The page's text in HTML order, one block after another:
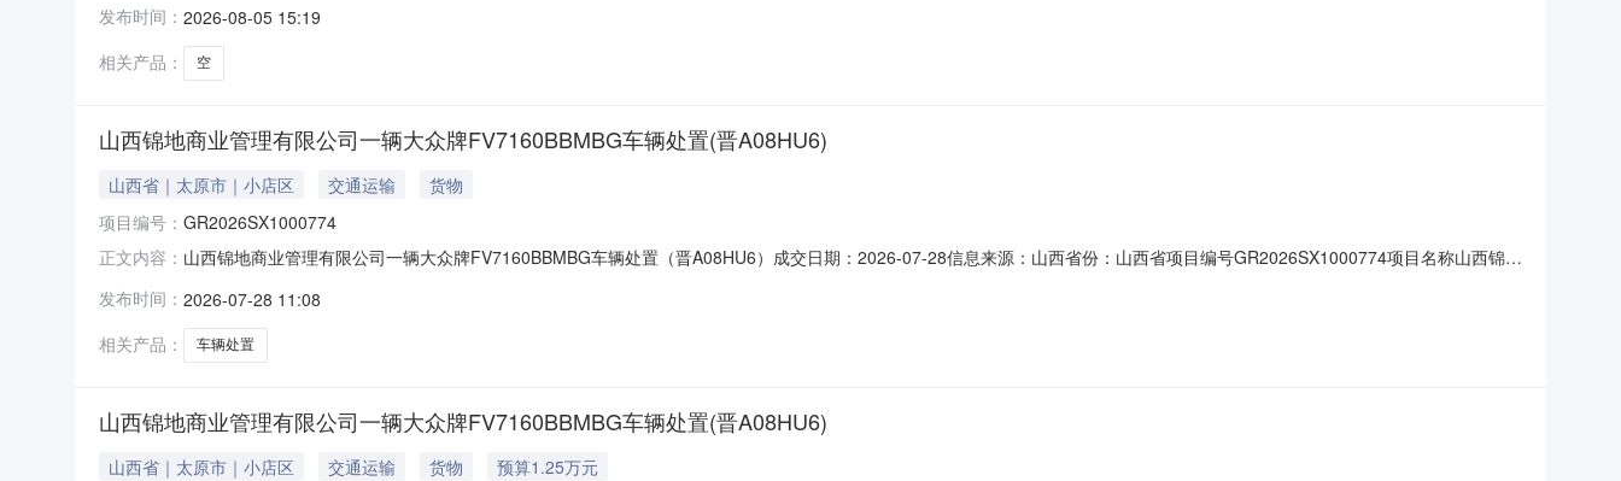
否含税是披露起始日期2026-08-05披露结束日期2026-08-19标的简况房产权利人山西锦地城市运营集团有限公司产权证号晋（2024）太原市不动产权
发布时间： 2026-08-05 15:19
相关产品：
空
山西锦地商业管理有限公司一辆大众牌FV7160BBMBG车辆处置(晋A08HU6)
山西省｜太原市｜小店区 交通运输
货物
项目编号： GR2026SX1000774
正文内容： 山西锦地商业管理有限公司一辆大众牌FV7160BBMBG车辆处置（晋A08HU6）成交日期：2026-07-28信息来源：山西省份：山西省项目编号GR2026SX1000774项目名称山西锦地
人民币成交日期2026-07-28
发布时间： 2026-07-28 11:08
相关产品：
车辆处置
山西锦地商业管理有限公司一辆大众牌FV7160BBMBG车辆处置(晋A08HU6)
山西省｜太原市｜小店区 交通运输 货物
预算1.25万元